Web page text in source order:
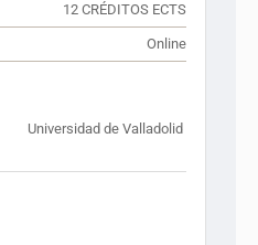
12 CRÉDITOS ECTS
Online
Universidad de Valladolid